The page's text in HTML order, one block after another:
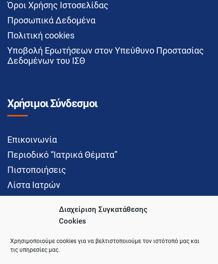
Διαχείριση Συγκατάθεσης
Cookies
Χρησιμοποιούμε cookies για να βελτιστοποιούμε τον ιστότοπό μας και
τις υπηρεσίες μας.
Όροι Χρήσης Ιστοσελίδας
Προσωπικά Δεδομένα
Πολιτική cookies
Υποβολή Ερωτήσεων στον Υπεύθυνο Προστασίας
Δεδομένων του ΙΣΘ
Χρήσιμοι Σύνδεσμοι
Επικοινωνία
Περιοδικό “Ιατρικά Θέματα”
Πιστοποιήσεις
Λίστα Ιατρών
Social Media